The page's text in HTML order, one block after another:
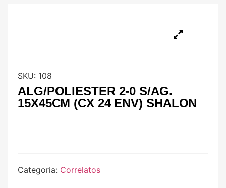
SKU: 108
ALG/POLIESTER 2-0 S/AG.
15X45CM (CX 24 ENV) SHALON
Categoria: Correlatos